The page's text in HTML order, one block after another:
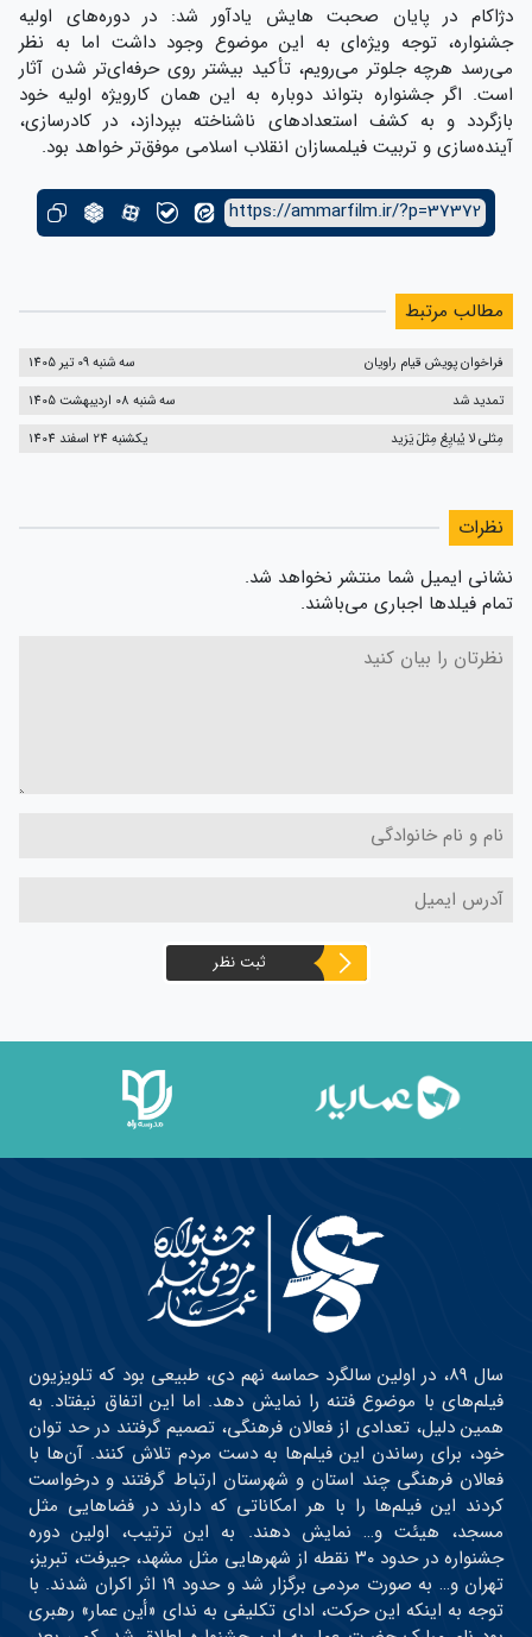
دژاکام در پایان صحبت هایش یادآور شد: در دوره‌های اولیه
جشنواره، توجه ویژه‌ای به این موضوع وجود داشت اما به نظر
می‌رسد هرچه جلوتر می‌رویم، تأکید بیشتر روی حرفه‌ای‌تر شدن آثار
است. اگر جشنواره بتواند دوباره به این همان کارویژه اولیه خود
بازگردد و به کشف استعدادهای ناشناخته بپردازد، در کادرسازی،
آینده‌سازی و تربیت فیلمسازان انقلاب اسلامی موفق‌تر خواهد بود.
https://ammarfilm.ir/?p=37372
مطالب مرتبط
فراخوان پویش قیام راویان
سه شنبه 09 تیر 1405
تمدید شد
سه شنبه 08 اردیبهشت 1405
مِثلی لا یُبایِعُ مِثلَ یَزید
یکشنبه 24 اسفند 1404
نظرات
نشانی ایمیل شما منتشر نخواهد شد.
تمام فیلدها اجباری می‌باشند.
ثبت نظر
سال ۸۹، در اولین سالگرد حماسه نهم دی، طبیعی بود که تلویزیون
فیلم‌های با موضوع فتنه را نمایش دهد. اما این اتفاق نیفتاد. به
همین دلیل، تعدادی از فعالان فرهنگی، تصمیم گرفتند در حد توان
خود، برای رساندن این فیلم‌ها به دست مردم تلاش کنند. آن‌ها با
فعالان فرهنگی چند استان و شهرستان ارتباط گرفتند و درخواست
کردند این فیلم‌ها را با هر امکاناتی که دارند در فضاهایی مثل
مسجد، هیئت و… نمایش دهند. به این ترتیب، اولین دوره
جشنواره در حدود ۳۰ نقطه از شهرهایی مثل مشهد، جیرفت، تبریز،
تهران و… به صورت مردمی برگزار شد و حدود ۱۹ اثر اکران شدند. با
توجه به اینکه این حرکت، ادای تکلیفی به ندای «أین عمار» رهبری